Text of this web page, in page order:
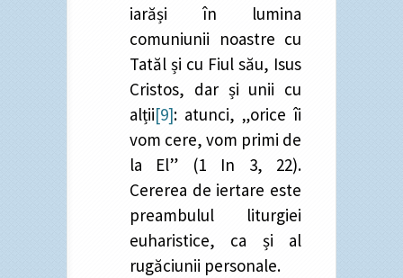
iarăși în lumina
comuniunii noastre cu
Tatăl și cu Fiul său, Isus
Cristos, dar și unii cu
alții[9]: atunci, „orice îi
vom cere, vom primi de
la El” (1 In 3, 22).
Cererea de iertare este
preambulul liturgiei
euharistice, ca și al
rugăciunii personale.